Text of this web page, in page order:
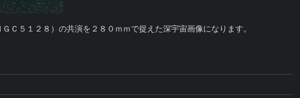
５１２８）の共演を２８０ｍｍで捉えた深宇宙画像になります。